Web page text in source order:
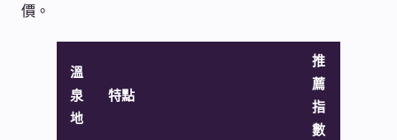
價。
溫
泉
地
特點
推
薦
指
數